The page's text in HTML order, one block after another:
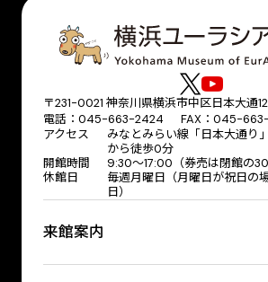
〒231-0021 神奈川県横浜市中区日本大通12
電話：045-663-2424 FAX：045-
アクセス
みなとみらい線「日本大通り
から徒歩0分
開館時間
9:30～17:00（券売は閉館の30
休館日
毎週月曜日（月曜日が祝日の
日）
来館案内